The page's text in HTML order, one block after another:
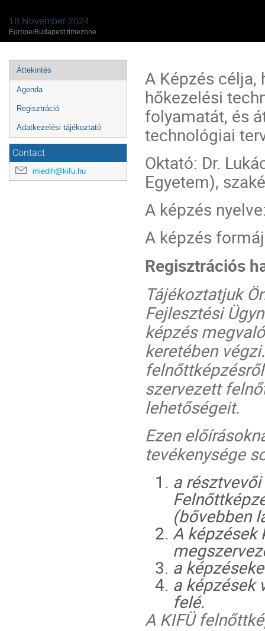
18 November 2024
Europe/Budapest timezone
Event
menu
Áttekintés
Agenda
Regisztráció
Adatkezelési tájékoztató
Contact
miedih@kifu.hu
A Képzés
hőkezelési
folyamatát, és
technológiai
Oktató: Dr.
Egyetem),
A képzés
A képzés
Regisztrációs
Tájékoztatjuk
Fejlesztési
képzés
keretében
szervezett
lehetőségeit.
Ezen
tevékenysége
a
(bővebben
A képzések
a
a képzések
felé.
A KIFÜ